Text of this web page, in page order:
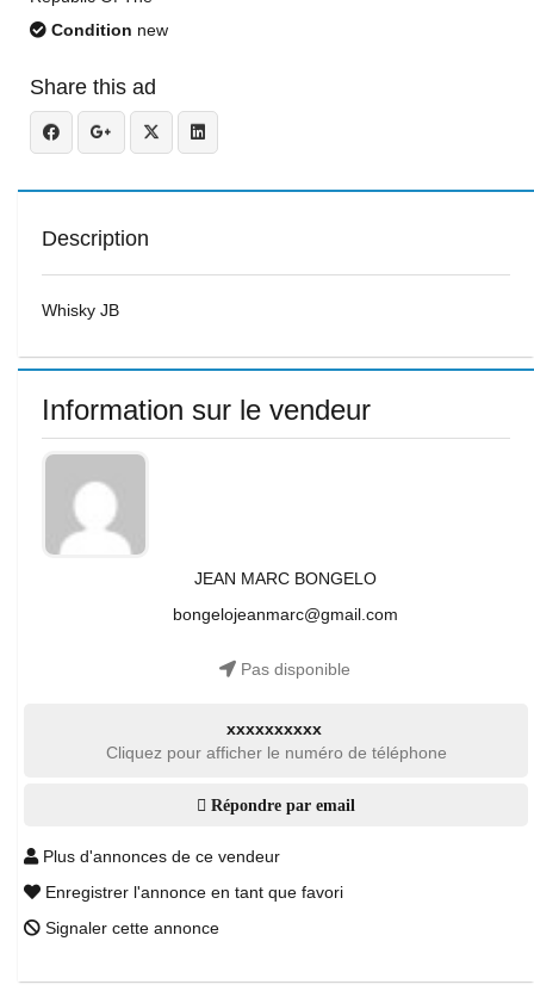
Condition new
Share this ad
Description
Whisky JB
Information sur le vendeur
JEAN MARC BONGELO
bongelojeanmarc@gmail.com
Pas disponible
xxxxxxxxxx
Cliquez pour afficher le numéro de téléphone
Répondre par email
Plus d'annonces de ce vendeur
Enregistrer l'annonce en tant que favori
Signaler cette annonce